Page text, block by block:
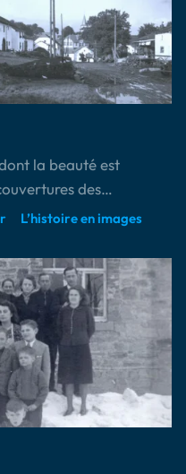
la beauté est
des…
L’histoire en images